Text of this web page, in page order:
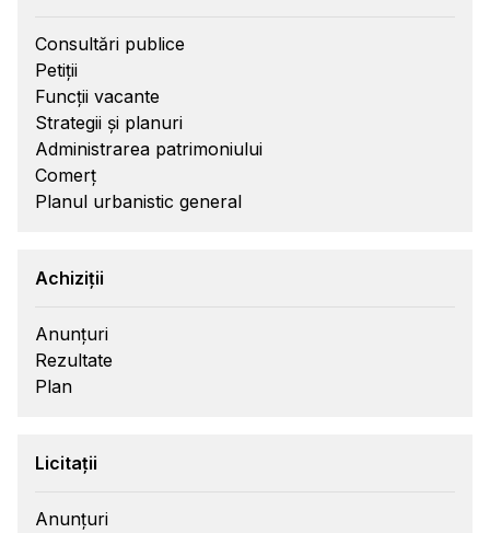
Consultări publice
Petiții
Funcții vacante
Strategii și planuri
Administrarea patrimoniului
Comerț
Planul urbanistic general
Achiziții
Anunțuri
Rezultate
Plan
Licitații
Anunțuri